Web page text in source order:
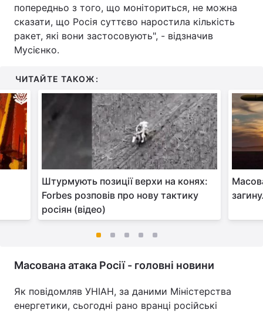
попередньо з того, що моніториться, не можна
сказати, що Росія суттєво наростила кількість
ракет, які вони застосовують", - відзначив
Мусієнко.
ЧИТАЙТЕ ТАКОЖ:
Штурмують позиції верхи на конях:
Forbes розповів про нову тактику
росіян (відео)
Масована атака Росії - головні новини
Як повідомляв УНІАН, за даними Міністерства
енергетики, сьогодні рано вранці російські